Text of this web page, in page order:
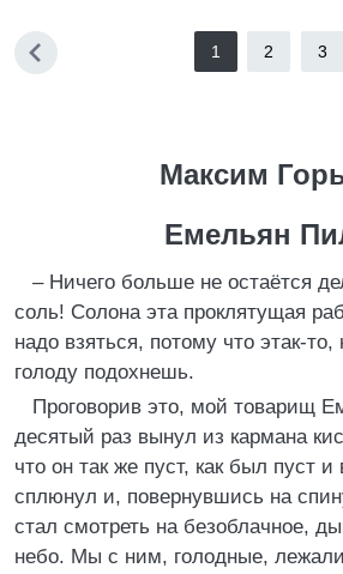
1 2 3
Максим
Емельян
– Ничего больше не остаётся
соль! Солона эта проклятущая
надо взяться, потому что этак-
голоду подохнешь.
Проговорив это, мой товарищ
десятый раз вынул из кармана
что он так же пуст, как был пуст и
сплюнул и, повернувшись на
стал смотреть на безоблачное,
небо. Мы с ним, голодные,